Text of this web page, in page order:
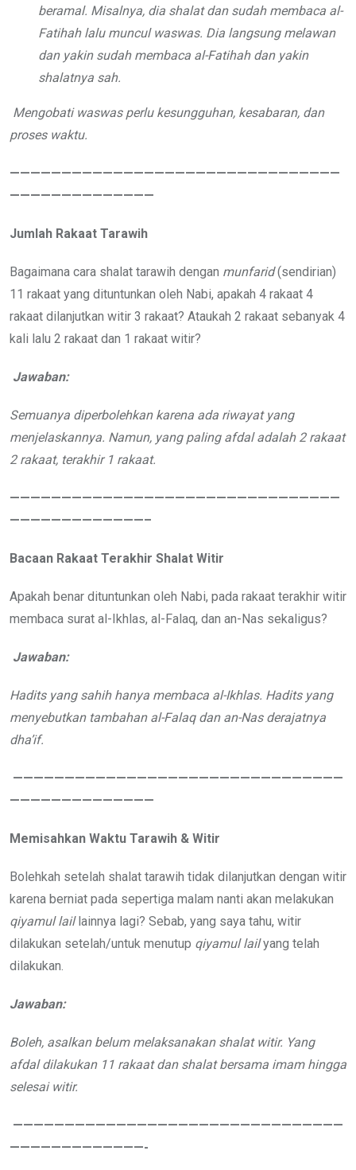
beramal. Misalnya, dia shalat dan sudah membaca al-
Fatihah lalu muncul waswas. Dia langsung melawan
dan yakin sudah membaca al-Fatihah dan yakin
shalatnya sah.
Mengobati waswas perlu kesungguhan, kesabaran, dan
proses waktu.
————————————————————————————————
——————————————
Jumlah Rakaat Tarawih
Bagaimana cara shalat tarawih dengan munfarid(sendirian)
11 rakaat yang dituntunkan oleh Nabi, apakah 4 rakaat 4
rakaat dilanjutkan witir 3 rakaat? Ataukah 2 rakaat sebanyak 4
kali lalu 2 rakaat dan 1 rakaat witir?
Jawaban:
Semuanya diperbolehkan karena ada riwayat yang
menjelaskannya. Namun, yang paling afdal adalah 2 rakaat
2 rakaat, terakhir 1 rakaat.
————————————————————————————————
—————————————–
Bacaan Rakaat Terakhir Shalat Witir
Apakah benar dituntunkan oleh Nabi, pada rakaat terakhir witir
membaca surat al-Ikhlas, al-Falaq, dan an-Nas sekaligus?
Jawaban:
Hadits yang sahih hanya membaca al-Ikhlas. Hadits yang
menyebutkan tambahan al-Falaq dan an-Nas derajatnya
dha’if.
————————————————————————————————
——————————————
Memisahkan Waktu Tarawih & Witir
Bolehkah setelah shalat tarawih tidak dilanjutkan dengan witir
karena berniat pada sepertiga malam nanti akan melakukan
qiyamul laillainnya lagi? Sebab, yang saya tahu, witir
dilakukan setelah/untuk menutup qiyamul lailyang telah
dilakukan.
Jawaban:
Boleh, asalkan belum melaksanakan shalat witir. Yang
afdal dilakukan 11 rakaat dan shalat bersama imam hingga
selesai witir.
————————————————————————————————
—————————————-